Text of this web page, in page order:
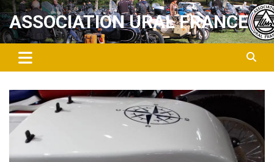
Aller
au
contenu
ASSOCIATION URAL FRANCE